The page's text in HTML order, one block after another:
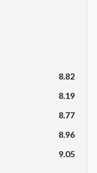
8.82
8.19
8.77
8.96
9.05